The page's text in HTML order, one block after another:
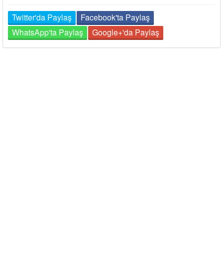
Twitter'da Paylaş
Facebook'ta Paylaş
WhatsApp'ta Paylaş
Google+'da Paylaş